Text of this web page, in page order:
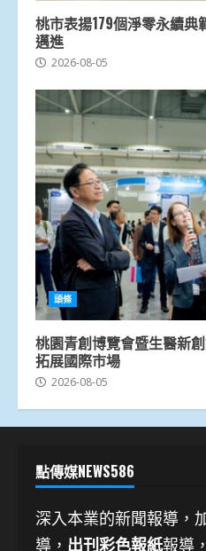
桃市表揚179個淨零永續
邁進
2026-08-05
頭條
桃園青創博覽會暨生醫新
拓展國際市場
2026-08-05
點傳媒NEWS586
深入本業的新聞報導，
導， 出刊彩色報紙報導